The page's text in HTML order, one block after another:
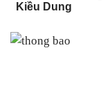
Kiều Dung